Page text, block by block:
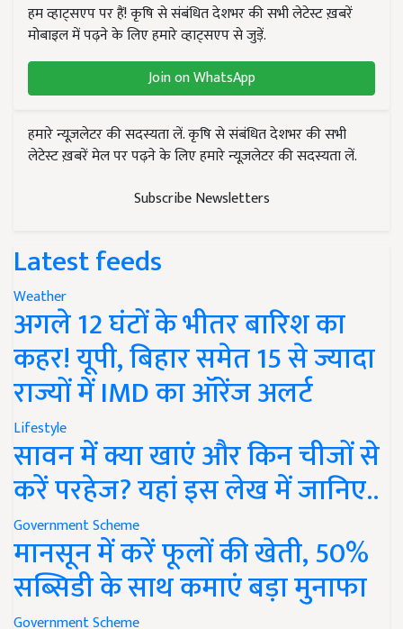
हम व्हाट्सएप पर हैं! कृषि से संबंधित देशभर की सभी लेटेस्ट ख़बरें
मोबाइल में पढ़ने के लिए हमारे व्हाट्सएप से जुड़ें.
Join on WhatsApp
हमारे न्यूज़लेटर की सदस्यता लें. कृषि से संबंधित देशभर की सभी
लेटेस्ट ख़बरें मेल पर पढ़ने के लिए हमारे न्यूज़लेटर की सदस्यता लें.
Subscribe Newsletters
Latest feeds
Weather
अगले 12 घंटों के भीतर बारिश का
कहर! यूपी, बिहार समेत 15 से ज्यादा
राज्यों में IMD का ऑरेंज अलर्ट
Lifestyle
सावन में क्या खाएं और किन चीजों से
करें परहेज? यहां इस लेख में जानिए..
Government Scheme
मानसून में करें फूलों की खेती, 50%
सब्सिडी के साथ कमाएं बड़ा मुनाफा
Government Scheme